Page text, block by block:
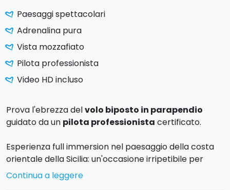
Paesaggi spettacolari
Adrenalina pura
Vista mozzafiato
Pilota professionista
Video HD incluso
Prova l'ebrezza delvolo biposto in parapendio
guidato da un pilota professionista certificato.
Esperienza full immersion nel paesaggio della costa
orientale della Sicilia: un'occasione irripetibile per
godere di scenari unici da punti di vista insoliti e
indimenticabili. Durante il volo distese di verde e di
Continua a leggere